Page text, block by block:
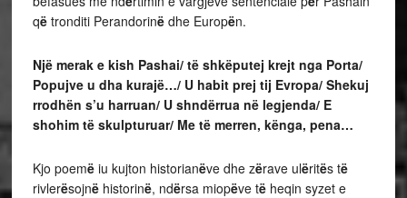
qëtronditi Perandorinëdhe Europën.
Një merak e kish Pashai/ të shkëputej krejt nga Porta/
Popujve u dha kurajë…/ U habit prej tij Evropa/ Shekuj
rrodhën s’u harruan/ U shndërrua në legjenda/ E
shohim të skulpturuar/ Me të merren, kënga, pena…
Kjo poemëiu kujton historianëve dhe zërave ulëritës të
rivlerësojnëhistorinë, ndërsa miopëve tëheqin syzet e